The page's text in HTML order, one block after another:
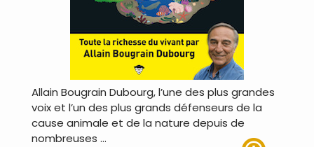
Allain Bougrain Dubourg, l’une des plus grandes
voix et l’un des plus grands défenseurs de la
cause animale et de la nature depuis de
nombreuses …